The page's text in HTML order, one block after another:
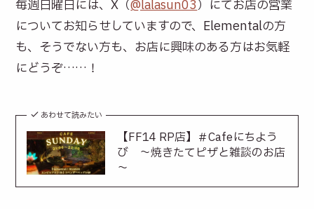
毎週日曜日には、X（@lalasun03）にてお店の営業
についてお知らせしていますので、Elementalの方
も、そうでない方も、お店に興味のある方はお気軽
にどうぞ……！
あわせて読みたい
【FF14 RP店】＃Cafeにちよう
び ～焼きたてピザと雑談のお店
～